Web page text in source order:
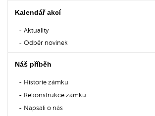
Kalendář akcí
Aktuality
Odběr novinek
Náš příběh
Historie zámku
Rekonstrukce zámku
Napsali o nás